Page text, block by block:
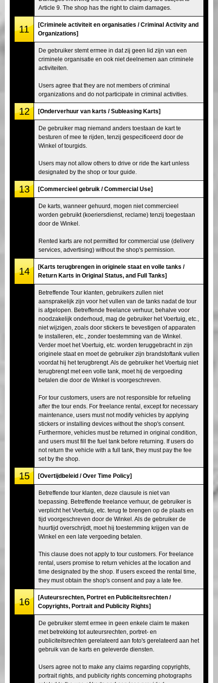
Article 9. The shop has the right to claim damages.
11
[Criminele activiteit en organisaties / Criminal Activity and
Organizations]
De gebruiker stemt ermee in dat zij geen lid zijn van een
criminele organisatie en ook niet deelnemen aan criminele
activiteiten.
Users agree that they are not members of criminal
organizations and do not participate in criminal activities.
12 [Onderverhuur van karts / Subleasing Karts]
De gebruiker mag niemand anders toestaan de kart te
besturen of mee te rijden, tenzij gespecificeerd door de
Winkel of tourgids.
Users may not allow others to drive or ride the kart unless
designated by the shop or tour guide.
13 [Commercieel gebruik / Commercial Use]
De karts, wanneer gehuurd, mogen niet commercieel
worden gebruikt (koeriersdienst, reclame) tenzij toegestaan
door de Winkel.
Rented karts are not permitted for commercial use (delivery
services, advertising) without the shop's permission.
14
[Karts terugbrengen in originele staat en volle tanks /
Return Karts in Original Status, and Full Tanks]
Betreffende Tour klanten, gebruikers zullen niet
aansprakelijk zijn voor het vullen van de tanks nadat de tour
is afgelopen. Betreffende freelance verhuur, behalve voor
noodzakelijk onderhoud, mag de gebruiker het Voertuig, etc.,
niet wijzigen, zoals door stickers te bevestigen of apparaten
te installeren, etc., zonder toestemming van de Winkel.
Verder moet het Voertuig, etc. worden teruggebracht in zijn
originele staat en moet de gebruiker zijn brandstoftank vullen
voordat hij het terugbrengt. Als de gebruiker het Voertuig niet
terugbrengt met een volle tank, moet hij de vergoeding
betalen die door de Winkel is voorgeschreven.
For tour customers, users are not responsible for refueling
after the tour ends. For freelance rental, except for necessary
maintenance, users must not modify vehicles by applying
stickers or installing devices without the shop's consent.
Furthermore, vehicles must be returned in original condition,
and users must fill the fuel tank before returning. If users do
not return the vehicle with a full tank, they must pay the fee
set by the shop.
15 [Overtijdbeleid / Over Time Policy]
Betreffende tour klanten, deze clausule is niet van
toepassing. Betreffende freelance verhuur, de gebruiker is
verplicht het Voertuig, etc. terug te brengen op de plaats en
tijd voorgeschreven door de Winkel. Als de gebruiker de
huurtijd overschrijdt, moet hij toestemming krijgen van de
Winkel en een late vergoeding betalen.
This clause does not apply to tour customers. For freelance
rental, users promise to return vehicles at the location and
time designated by the shop. If users exceed the rental time,
they must obtain the shop's consent and pay a late fee.
16
[Auteursrechten, Portret en Publiciteitsrechten /
Copyrights, Portrait and Publicity Rights]
De gebruiker stemt ermee in geen enkele claim te maken
met betrekking tot auteursrechten, portret- en
publiciteitsrechten gerelateerd aan foto's gerelateerd aan het
gebruik van de karts en geleverde diensten.
Users agree not to make any claims regarding copyrights,
portrait rights, and publicity rights concerning photographs